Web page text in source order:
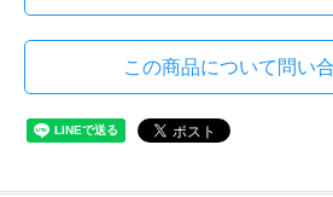
この商品について問い